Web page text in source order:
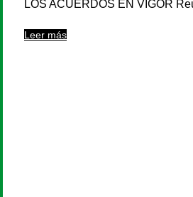
LOS ACUERDOS EN VIGOR
Leer más